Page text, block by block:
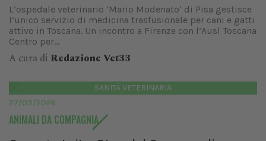
L’ospedale veterinario ‘Mario Modenato’ di Pisa gestisce
l’unico servizio di medicina trasfusionale per cani e gatti
attivo in Toscana. Un incontro a Firenze con l’Ausl Toscana
Centro per...
A cura di Redazione Vet33
SANITÀ VETERINARIA
27/03/2026
ANIMALI DA COMPAGNIA